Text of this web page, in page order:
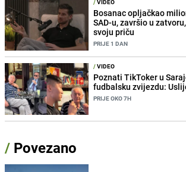
/VIDEO
Bosanac opljačkao
SAD-u, završio u
svoju priču
PRIJE 1 DAN
/VIDEO
Poznati TikToker u
fudbalsku zvijezdu:
PRIJE OKO 7H
/ Povezano